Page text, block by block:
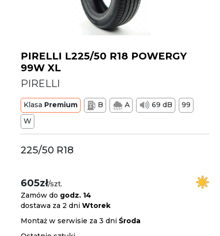
PIRELLI L225/50 R18 POWERGY
99W XL
PIRELLI
Klasa Premium B A 69 dB
99
W
225/50 R18
605zł/szt.
Zamów do godz. 14
dostawa za 2 dniWtorek
Montaż w serwisie za 3 dniŚroda